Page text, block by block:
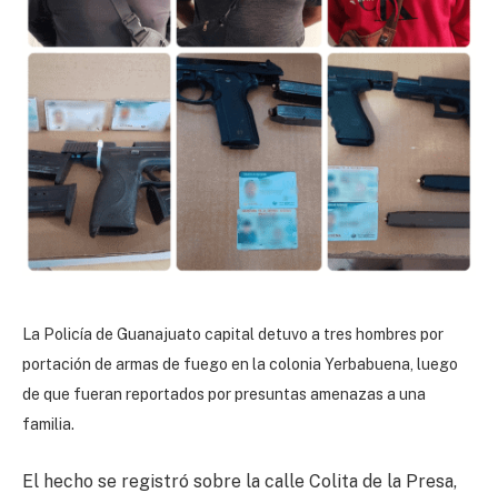
La Policía de Guanajuato capital detuvo a tres hombres por
portación de armas de fuego en la colonia Yerbabuena, luego
de que fueran reportados por presuntas amenazas a una
familia.
El hecho se registró sobre la calle Colita de la Presa,